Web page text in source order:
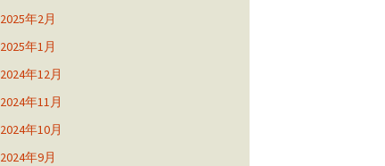
2025年2月
2025年1月
2024年12月
2024年11月
2024年10月
2024年9月